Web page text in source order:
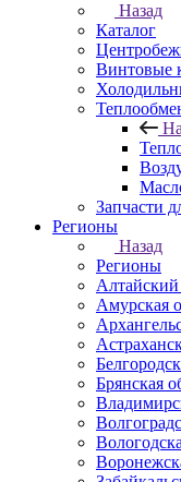
Назад
Каталог
Винтовые
Запчасти
Регионы
Назад
Регионы
Алтайский
Амурская
Брянская